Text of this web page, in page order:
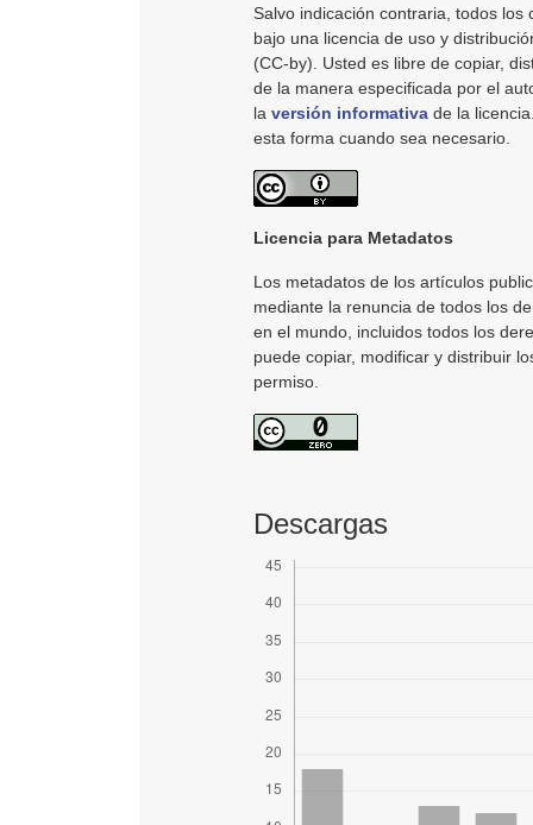
Salvo indicación contraria, todos
bajo una licencia de uso y
(CC-by). Usted es libre de copiar,
de la manera especificada por el
la versión informativa de la
esta forma cuando sea necesario.
Licencia para Metadatos
Los metadatos de los artículos
mediante la renuncia de todos los
en el mundo, incluidos todos los
puede copiar, modificar y distribuir
permiso.
Descargas